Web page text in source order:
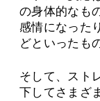
の身体的なも
感情になった
どといったも
そして、スト
下してさまざ